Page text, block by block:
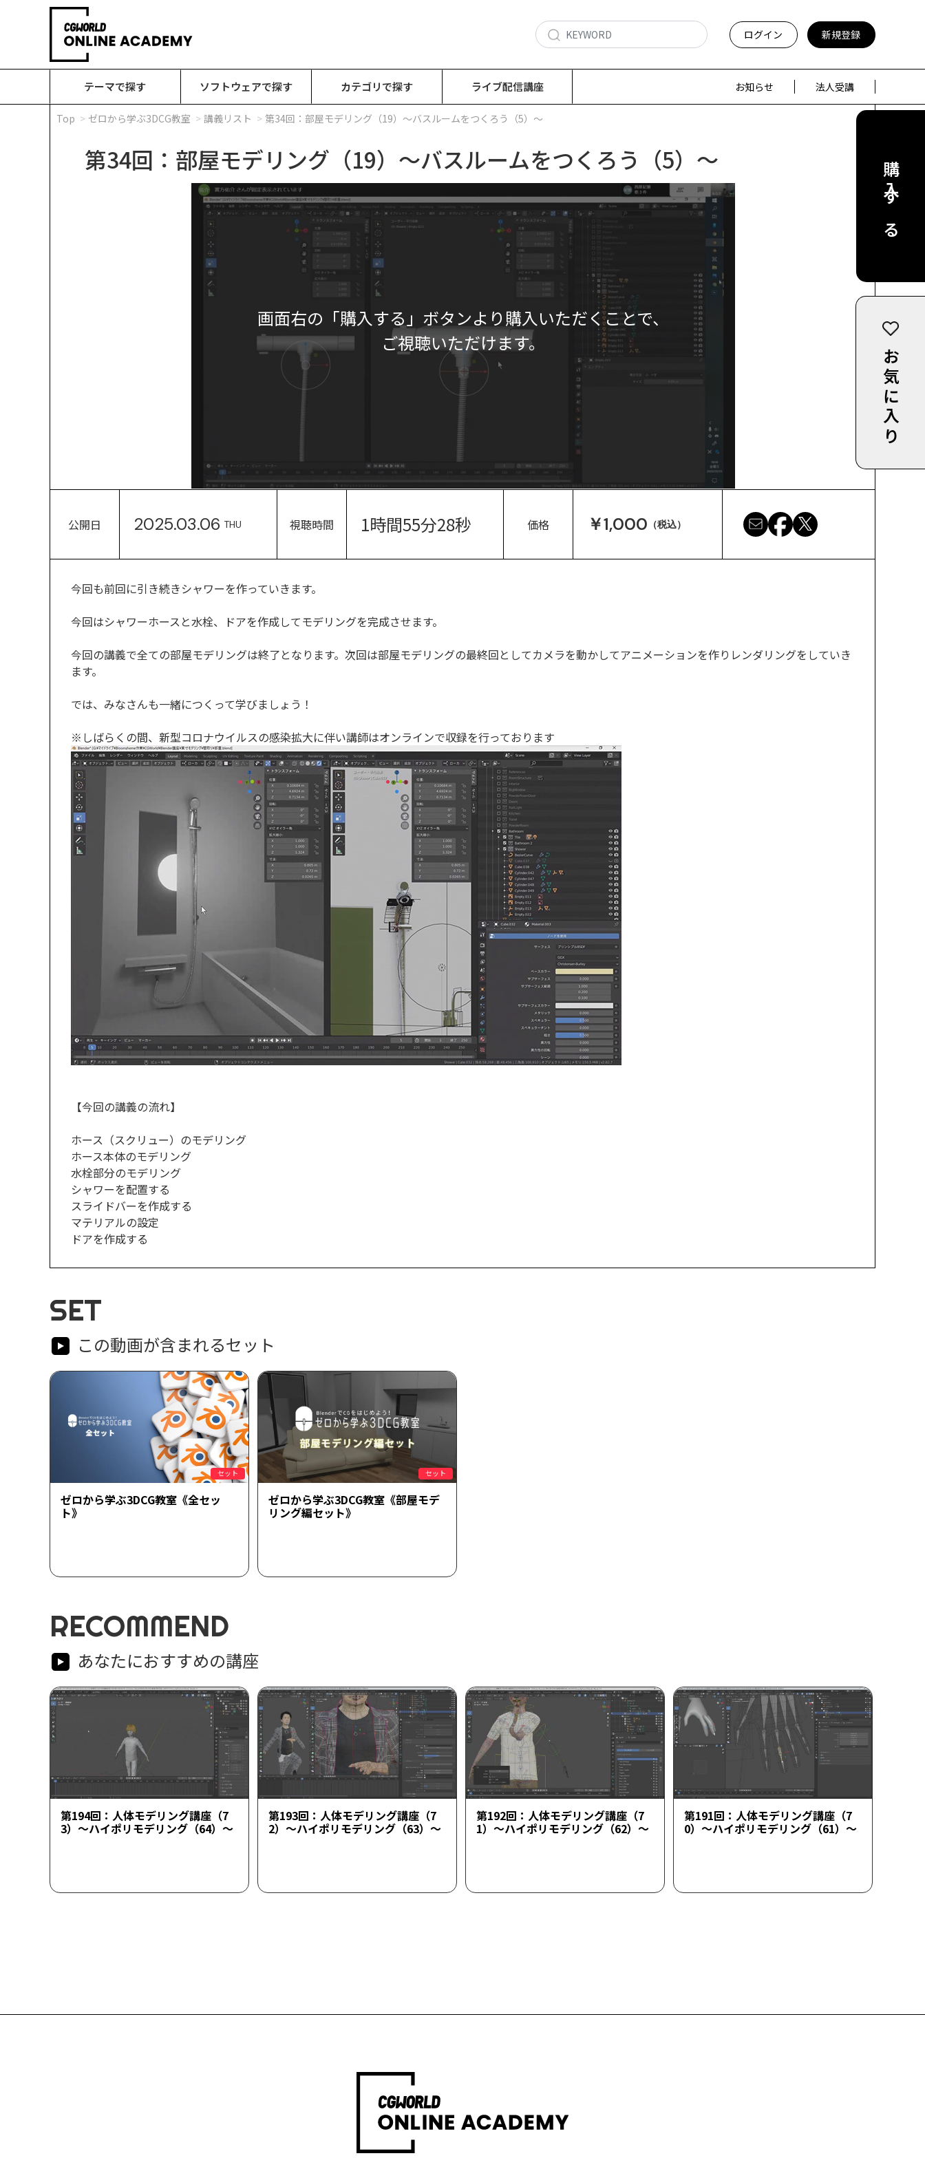
ログイン 新規登録
テーマで探す ソフトウェアで探す カテゴリで探す ライブ配信講座 お知らせ 法人受講
Top ゼロから学ぶ3DCG教室 講義リスト 第34回：部屋モデリング（19）～バスルームをつくろう（5）～
第34回：部屋モデリング（19）～バスルームをつくろう（5）～
画面右の「購入する」ボタンより購入いただくことで、
ご視聴いただけます。
購入する
お気に入り
公開日 2025.03.06 THU 視聴時間 1時間55分28秒 価格 ￥1,000 （税込）
今回も前回に引き続きシャワーを作っていきます。
今回はシャワーホースと水栓、ドアを作成してモデリングを完成させます。
今回の講義で全ての部屋モデリングは終了となります。次回は部屋モデリングの最終回としてカメラを動かしてアニメーションを作りレンダリングをしていき
ます。
では、みなさんも一緒につくって学びましょう！
※しばらくの間、新型コロナウイルスの感染拡大に伴い講師はオンラインで収録を行っております
【今回の講義の流れ】
ホース（スクリュー）のモデリング
ホース本体のモデリング
水栓部分のモデリング
シャワーを配置する
スライドバーを作成する
マテリアルの設定
ドアを作成する
SET
この動画が含まれるセット
セット
ゼロから学ぶ3DCG教室《全セッ
ト》
セット
ゼロから学ぶ3DCG教室《部屋モデ
リング編セット》
RECOMMEND
あなたにおすすめの講座
第194回：人体モデリング講座（7
3）～ハイポリモデリング（64）～
第193回：人体モデリング講座（7
2）～ハイポリモデリング（63）～
第192回：人体モデリング講座（7
1）～ハイポリモデリング（62）～
第191回：人体モデリング講座（7
0）～ハイポリモデリング（61）～